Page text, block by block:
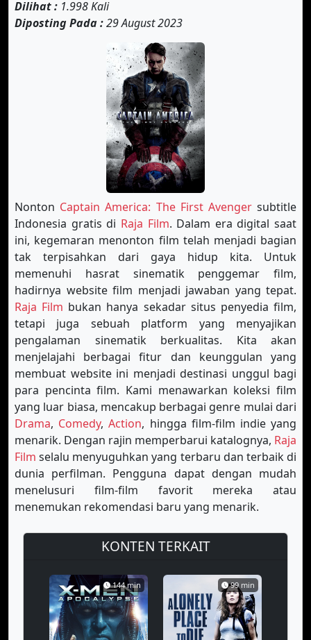
Dilihat : 1.998 Kali
Diposting Pada :29 August 2023
Nonton Captain America: The First Avengersubtitle
Indonesia gratis di Raja Film. Dalam era digital saat
ini, kegemaran menonton film telah menjadi bagian
tak terpisahkan dari gaya hidup kita. Untuk
memenuhi hasrat sinematik penggemar film,
hadirnya website film menjadi jawaban yang tepat.
Raja Film bukan hanya sekadar situs penyedia film,
tetapi juga sebuah platform yang menyajikan
pengalaman sinematik berkualitas. Kita akan
menjelajahi berbagai fitur dan keunggulan yang
membuat website ini menjadi destinasi unggul bagi
para pencinta film. Kami menawarkan koleksi film
yang luar biasa, mencakup berbagai genre mulai dari
Drama, Comedy,Action, hingga film-film indie yang
menarik. Dengan rajin memperbarui katalognya, Raja
Film selalu menyuguhkan yang terbaru dan terbaik di
dunia perfilman. Pengguna dapat dengan mudah
menelusuri film-film favorit mereka atau
menemukan rekomendasi baru yang menarik.
KONTEN TERKAIT
144 min 99 min